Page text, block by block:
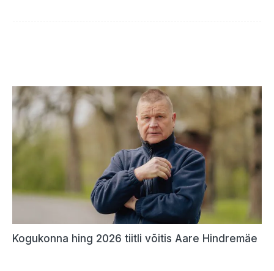
Kogukonna hing 2026 tiitli võitis Aare Hindremäe